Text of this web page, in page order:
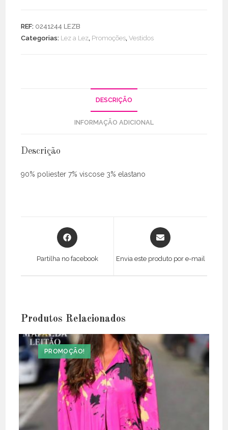
REF: 0241244 LEZB
Categorias: Lez a Lez, Promoções,Vestidos
DESCRIÇÃO
INFORMAÇÃO ADICIONAL
Descrição
90% poliester 7% viscose 3% elastano
Opens
in
Partilha no facebook
Opens
in
Envia este produto por e-mail
Produtos Relacionados
PROMOÇÃO!